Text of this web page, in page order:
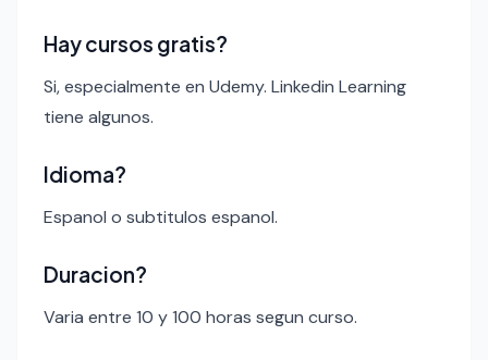
Hay cursos gratis?
Si, especialmente en Udemy. Linkedin Learning
tiene algunos.
Idioma?
Espanol o subtitulos espanol.
Duracion?
Varia entre 10 y 100 horas segun curso.